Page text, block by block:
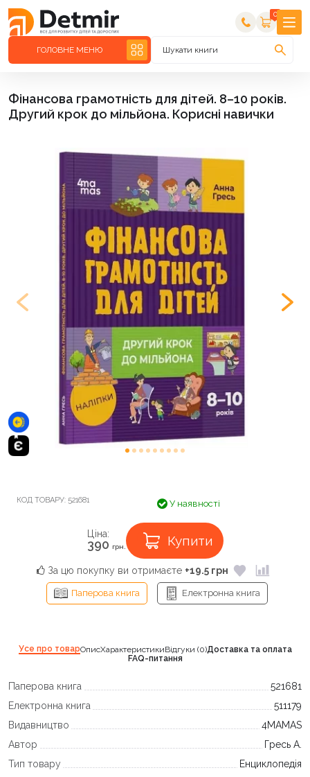
0
ГОЛОВНЕ МЕНЮ Шукати книги
Фінансова грамотність для дітей. 8–10 років.
Другий крок до мільйона. Корисні навички
КОД ТОВАРУ: 521681 У наявності
Ціна:
390 грн. Купити
За цю покупку ви отримаєте +19.5 грн
Паперова книга Електронна книга
Усе про товарОписХарактеристикиВідгуки (0)Доставка та оплата
FAQ-питання
Паперова книга
521681
Електронна книга
511179
Видавництво
4MAMAS
Автор
Гресь А.
Тип товару
Енциклопедія